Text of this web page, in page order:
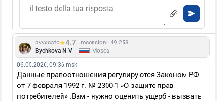
avvocato 4.7
recensioni: 49 253
Bychkova N V
Mosca
06.05.2026, 09:36 msk
Данные правоотношения регулируются Законом РФ
от 7 февраля 1992 г. № 2300-1 «О защите прав
потребителей» .Вам - нужно оценить ущерб - вызвать